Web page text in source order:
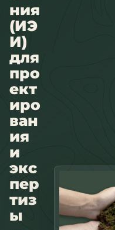
ния
(ИЭ
И)
для
про
ект
иро
ван
ия
и
экс
пер
тиз
ы